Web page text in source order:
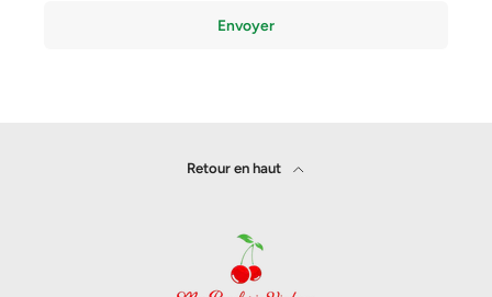
Envoyer
Retour en haut